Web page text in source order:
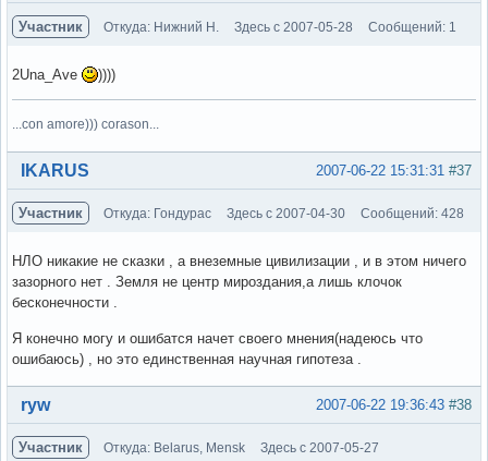
Участник Откуда: Нижний Н. Здесь с 2007-05-28 Сообщений: 1
2Una_Ave ))))
...con amore))) corason...
Вне форума #37
2007-06-22 15:31:31
IKARUS
Участник Откуда: Гондурас Здесь с 2007-04-30 Сообщений: 428
НЛО никакие не сказки , а внеземные цивилизации , и в этом ничего
зазорного нет . Земля не центр мироздания,а лишь клочок
бесконечности .
Я конечно могу и ошибатся начет своего мнения(надеюсь что
ошибаюсь) , но это единственная научная гипотеза .
Вне форума #38
2007-06-22 19:36:43
ryw
Участник Откуда: Belarus, Mensk
Здесь с 2007-05-27